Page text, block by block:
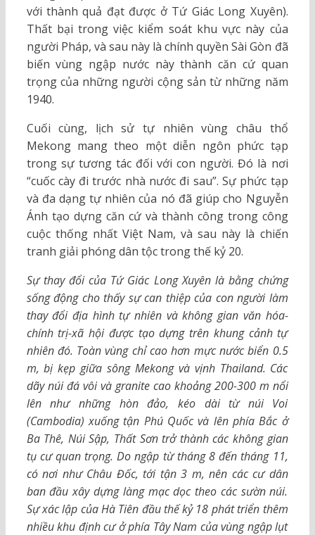
với thành quả đạt được ở Tứ Giác Long Xuyên).
Thất bại trong việc kiểm soát khu vực này của
người Pháp, và sau này là chính quyền Sài Gòn đã
biến vùng ngập nước này thành căn cứ quan
trọng của những người cộng sản từ những năm
1940.
Cuối cùng, lịch sử tự nhiên vùng châu thổ
Mekong mang theo một diễn ngôn phức tạp
trong sự tương tác đối với con người. Đó là nơi
“cuốc cày đi trước nhà nước đi sau”. Sự phức tạp
và đa dạng tự nhiên của nó đã giúp cho Nguyễn
Ánh tạo dựng căn cứ và thành công trong công
cuộc thống nhất Việt Nam, và sau này là chiến
tranh giải phóng dân tộc trong thế kỷ 20.
Sự thay đổi của Tứ Giác Long Xuyên là bằng chứng
sống động cho thấy sự can thiệp của con người làm
thay đổi địa hình tự nhiên và không gian văn hóa-
chính trị-xã hội được tạo dựng trên khung cảnh tự
nhiên đó. Toàn vùng chỉ cao hơn mực nước biển 0.5
m, bị kẹp giữa sông Mekong và vịnh Thailand. Các
dãy núi đá vôi và granite cao khoảng 200-300 m nổi
lên như những hòn đảo, kéo dài từ núi Voi
(Cambodia) xuống tận Phú Quốc và lên phía Bắc ở
Ba Thê, Núi Sập, Thất Sơn trở thành các không gian
tụ cư quan trọng. Do ngập từ tháng 8 đến tháng 11,
có nơi như Châu Đốc, tới tận 3 m, nên các cư dân
ban đầu xây dựng làng mạc dọc theo các sườn núi.
Sự xác lập của Hà Tiên đầu thế kỷ 18 phát triển thêm
nhiều khu định cư ở phía Tây Nam của vùng ngập lụt